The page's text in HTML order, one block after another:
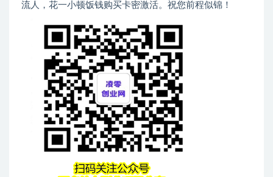
流人，花一小顿饭钱购买卡密激活。祝您前程似锦！